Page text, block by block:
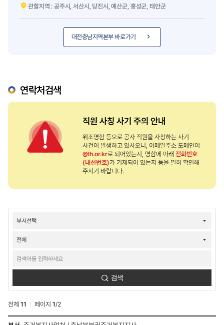
관할지역 : 공주시, 서산시, 당진시, 예산군, 홍성군, 태안군
대전충남지역본부 바로가기
연락처검색
직원 사칭 사기 주의 안내
위조명함 등으로 공사 직원을 사칭하는 사기
사건이 발생하고 있사오니, 이메일주소 도메인이
@lh.or.kr로 되어있는지, 명함에 아래 전화번호
(내선번호)가 기재되어 있는지 등을 필히 확인해
주시기 바랍니다.
결과
검색
전체 11 페이지 1/2
연락처검색